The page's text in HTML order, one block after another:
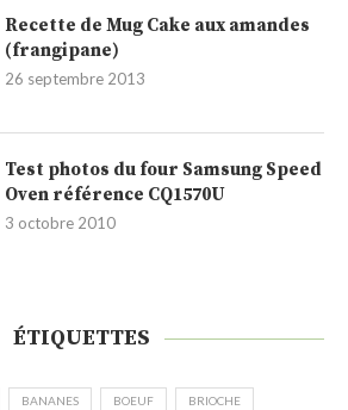
Recette de Mug Cake aux amandes
(frangipane)
26 septembre 2013
Test photos du four Samsung Speed
Oven référence CQ1570U
3 octobre 2010
ÉTIQUETTES
BANANES BOEUF BRIOCHE